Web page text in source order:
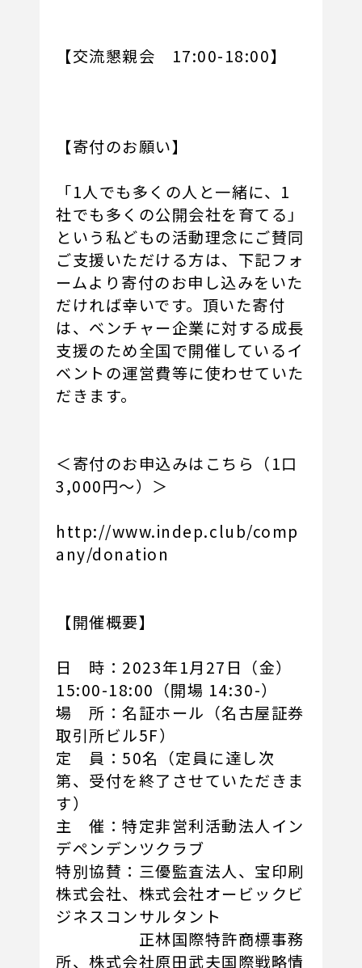
【交流懇親会 17:00-18:00】
【寄付のお願い】
「1人でも多くの人と一緒に、1
社でも多くの公開会社を育てる」
という私どもの活動理念にご賛同
ご支援いただける方は、下記フォ
ームより寄付のお申し込みをいた
だければ幸いです。頂いた寄付
は、ベンチャー企業に対する成長
支援のため全国で開催しているイ
ベントの運営費等に使わせていた
だきます。
＜寄付のお申込みはこちら（1口
3,000円～）＞
http://www.indep.club/comp
any/donation
【開催概要】
日 時：2023年1月27日（金）
15:00-18:00（開場 14:30-）
場 所：名証ホール（名古屋証券
取引所ビル5F）
定 員：50名（定員に達し次
第、受付を終了させていただきま
す）
主 催：特定非営利活動法人イン
デペンデンツクラブ
特別協賛：三優監査法人、宝印刷
株式会社、株式会社オービックビ
ジネスコンサルタント
正林国際特許商標事務
所、株式会社原田武夫国際戦略情